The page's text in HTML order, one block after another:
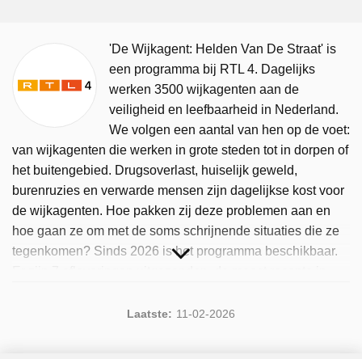
'De Wijkagent: Helden Van De Straat' is
een programma bij RTL 4. Dagelijks
werken 3500 wijkagenten aan de
veiligheid en leefbaarheid in Nederland.
We volgen een aantal van hen op de voet:
van wijkagenten die werken in grote steden tot in dorpen of
het buitengebied. Drugsoverlast, huiselijk geweld,
burenruzies en verwarde mensen zijn dagelijkse kost voor
de wijkagenten. Hoe pakken zij deze problemen aan en
hoe gaan ze om met de soms schrijnende situaties die ze
tegenkomen? Sinds 2026 is het programma beschikbaar.
Laatste: 11-02-2026